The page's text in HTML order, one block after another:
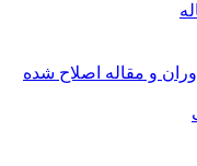
و مقاله اصلاح شده